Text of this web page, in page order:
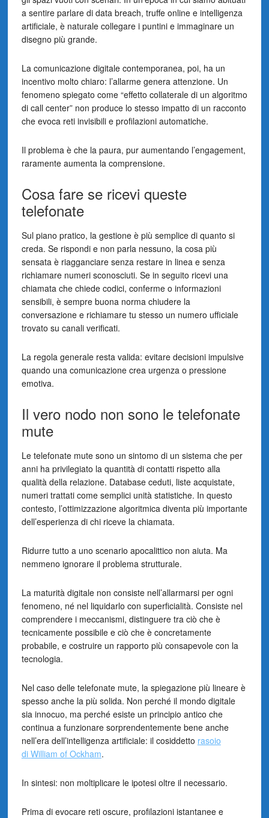
a sentire parlare di data breach, truffe online e intelligenza
artificiale, è naturale collegare i puntini e immaginare un
disegno più grande.
La comunicazione digitale contemporanea, poi, ha un
incentivo molto chiaro: l’allarme genera attenzione. Un
fenomeno spiegato come “effetto collaterale di un algoritmo
di call center” non produce lo stesso impatto di un racconto
che evoca reti invisibili e profilazioni automatiche.
Il problema è che la paura, pur aumentando l’engagement,
raramente aumenta la comprensione.
Cosa fare se ricevi queste
telefonate
Sul piano pratico, la gestione è più semplice di quanto si
creda. Se rispondi e non parla nessuno, la cosa più
sensata è riagganciare senza restare in linea e senza
richiamare numeri sconosciuti. Se in seguito ricevi una
chiamata che chiede codici, conferme o informazioni
sensibili, è sempre buona norma chiudere la
conversazione e richiamare tu stesso un numero ufficiale
trovato su canali verificati.
La regola generale resta valida: evitare decisioni impulsive
quando una comunicazione crea urgenza o pressione
emotiva.
Il vero nodo non sono le telefonate
mute
Le telefonate mute sono un sintomo di un sistema che per
anni ha privilegiato la quantità di contatti rispetto alla
qualità della relazione. Database ceduti, liste acquistate,
numeri trattati come semplici unità statistiche. In questo
contesto, l’ottimizzazione algoritmica diventa più importante
dell’esperienza di chi riceve la chiamata.
Ridurre tutto a uno scenario apocalittico non aiuta. Ma
nemmeno ignorare il problema strutturale.
La maturità digitale non consiste nell’allarmarsi per ogni
fenomeno, né nel liquidarlo con superficialità. Consiste nel
comprendere i meccanismi, distinguere tra ciò che è
tecnicamente possibile e ciò che è concretamente
probabile, e costruire un rapporto più consapevole con la
tecnologia.
Nel caso delle telefonate mute, la spiegazione più lineare è
spesso anche la più solida. Non perché il mondo digitale
sia innocuo, ma perché esiste un principio antico che
continua a funzionare sorprendentemente bene anche
nell’era dell’intelligenza artificiale: il cosiddetto rasoio
di William of Ockham.
In sintesi: non moltiplicare le ipotesi oltre il necessario.
Prima di evocare reti oscure, profilazioni istantanee e